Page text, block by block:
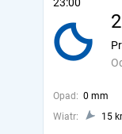
Opad: 0 mm
Wiatr:
15